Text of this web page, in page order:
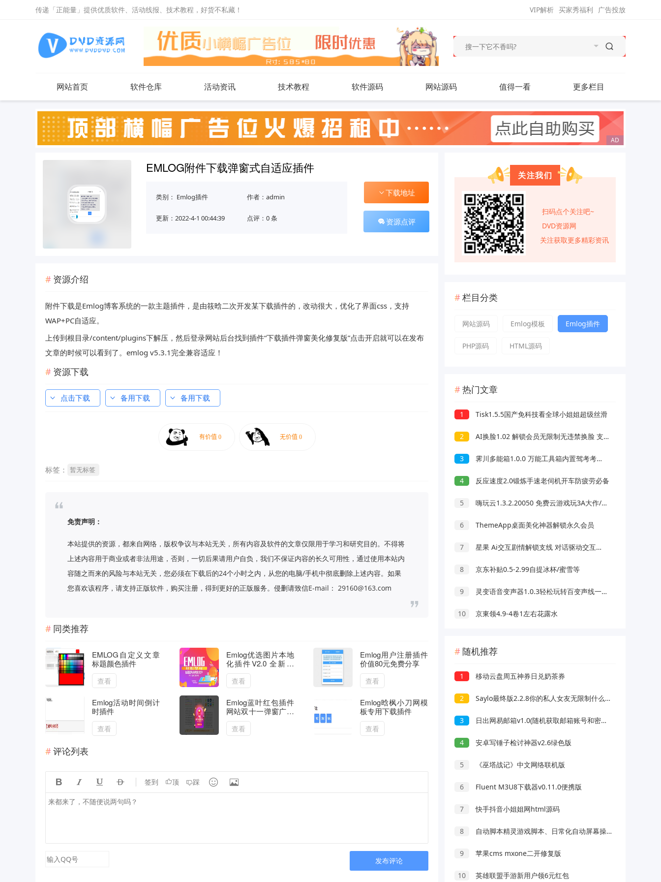
传递「正能量」提供优质软件、活动线报、技术教程，好货不私藏！ 广告投放
买家秀福利
VIP解析
网站首页 软件仓库 活动资讯 技术教程 软件源码 网站源码 值得一看 更多栏目
EMLOG附件下载弹窗式自适应插件
类别： Emlog插件 作者：admin
更新：2022-4-1 00:44:39 点评：0 条
下载地址
资源点评
资源介绍
附件下载是Emlog博客系统的一款主题插件，是由筱晗二次开发某下载插件的，改动很大，优化了界面css，支持
WAP+PC自适应。
上传到根目录/content/plugins下解压，然后登录网站后台找到插件“下载插件弹窗美化修复版”点击开启就可以在发布
文章的时候可以看到了。emlog v5.3.1完全兼容适应！
资源下载
点击下载 备用下载 备用下载
标签： 暂无标签
免责声明：
本站提供的资源，都来自网络，版权争议与本站无关，所有内容及软件的文章仅限用于学习和研究目的。不得将
上述内容用于商业或者非法用途，否则，一切后果请用户自负，我们不保证内容的长久可用性，通过使用本站内
容随之而来的风险与本站无关，您必须在下载后的24个小时之内，从您的电脑/手机中彻底删除上述内容。如果
您喜欢该程序，请支持正版软件，购买注册，得到更好的正版服务。侵删请致信E-mail： 29160@163.com
同类推荐
EMLOG自定义文章
标题颜色插件
查看
Emlog优选图片本地
化插件V2.0 全新优
化升级版
查看
Emlog用户注册插件
价值80元免费分享
查看
Emlog活动时间倒计
时插件
查看
Emlog蓝叶红包插件
网站双十一弹窗广告
一键开启
查看
Emlog晗枫小刀网模
板专用下载插件
查看
评论列表
    签到 顶 踩  
发布评论
关注我们
扫码点个关注吧~
DVD资源网
关注获取更多精彩资讯
栏目分类
网站源码 Emlog模板 Emlog插件
PHP源码 HTML源码
热门文章
1 Tisk1.5.5国产免科技看全球小姐姐超级丝滑
2 AI换脸1.02 解锁会员无限制无违禁换脸 支持照片/视频
3 霁川多能箱1.0.0 万能工具箱内置驾考考题 去水印等功能
4 反应速度2.0锻炼手速老伺机开车防疲劳必备
5 嗨玩云1.3.2.20050 免费云游戏玩3A大作/热门游戏 无延迟免下载
6 ThemeApp桌面美化神器解锁永久会员
7 星果 Ai交互剧情解锁支线 对话驱动交互故事剧情
8 京东补贴0.5-2.99自提冰杯/蜜雪等
9 灵变语音变声器1.0.3轻松玩转百变声线一键变声
10 京東领4.9-4卷1左右花露水
随机推荐
1 移动云盘周五神券日兑奶茶券
2 Saylo最终版2.2.8你的私人女友无限制什么都可以聊
3 日出网易邮箱v1.0(随机获取邮箱账号和密码)
4 安卓写锤子检讨神器v2.6绿色版
5 《巫塔战记》中文网络联机版
6 Fluent M3U8下载器v0.11.0便携版
7 快手抖音小姐姐网html源码
8 自动脚本精灵游戏脚本、日常化自动屏幕操纵工具
9 苹果cms mxone二开修复版
10 英雄联盟手游新用户领6元红包